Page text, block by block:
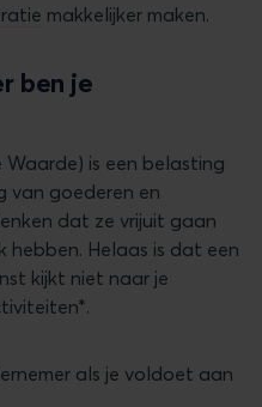
makkelijker maken.
ben je
is een belasting
van goederen en
dat ze vrijuit gaan
Helaas is dat een
kijkt niet naar je
als je voldoet aan